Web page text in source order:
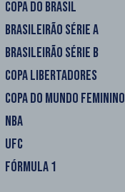
COPA DO BRASIL
BRASILEIRÃO SÉRIE A
BRASILEIRÃO SÉRIE B
COPA LIBERTADORES
COPA DO MUNDO FEMININO
NBA
UFC
FÓRMULA 1